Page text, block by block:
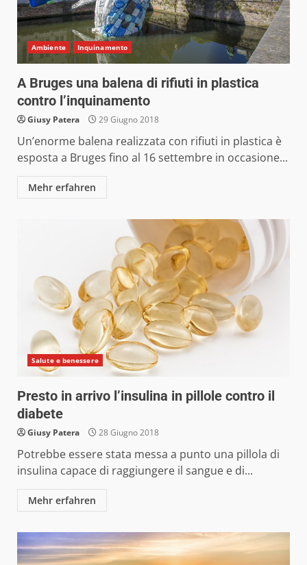
Ambiente Inquinamento
A Bruges una balena di rifiuti in plastica
contro l’inquinamento
Giusy Patera 29 Giugno 2018
Un’enorme balena realizzata con rifiuti in plastica è
esposta a Bruges fino al 16 settembre in occasione...
Mehr erfahren
Salute e benessere
Presto in arrivo l’insulina in pillole contro il
diabete
Giusy Patera 28 Giugno 2018
Potrebbe essere stata messa a punto una pillola di
insulina capace di raggiungere il sangue e di...
Mehr erfahren